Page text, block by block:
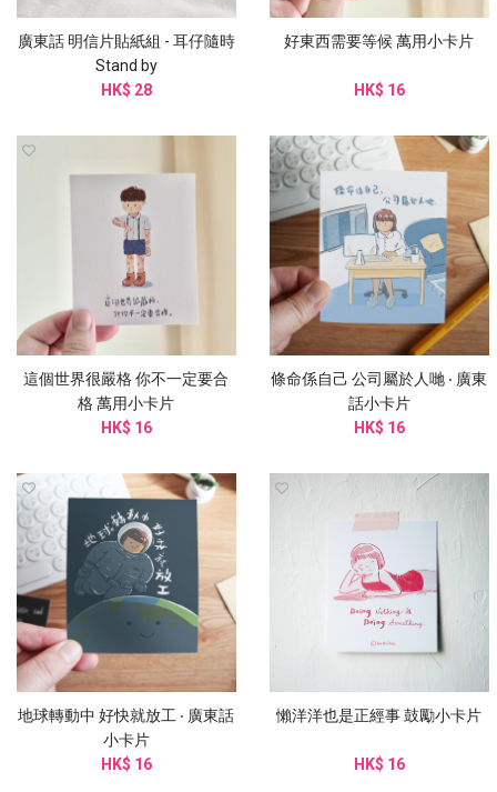
廣東話 明信片貼紙組 - 耳仔隨時
Stand by
HK$ 28
好東西需要等候 萬用小卡片
HK$ 16
這個世界很嚴格 你不一定要合
格 萬用小卡片
HK$ 16
條命係自己 公司屬於人哋 ‧ 廣東
話小卡片
HK$ 16
地球轉動中 好快就放工 ‧ 廣東話
小卡片
HK$ 16
懶洋洋也是正經事 鼓勵小卡片
HK$ 16